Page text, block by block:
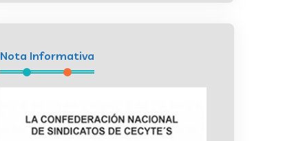
Nota Informativa